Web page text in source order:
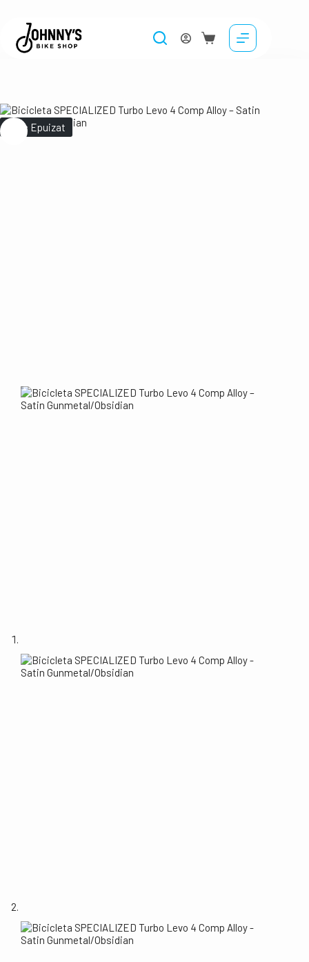
Stoc Epuizat